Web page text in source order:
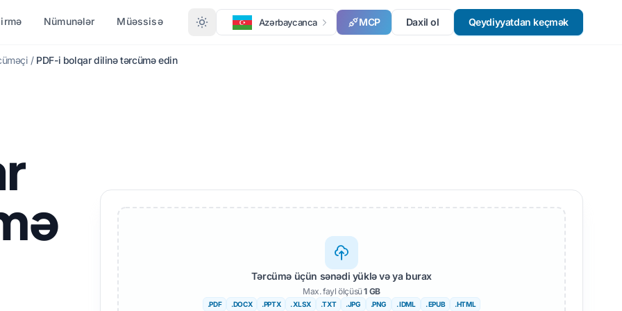
XLSX-dən PDF-ə
TXT-dən XLSX-ə
JPG-dən PDF-ə
JPEG-dən PDF-ə
Serb
Nümunələr Müəssisə Azərbaycanca MCP Daxil ol Qeydiyyatdan keçmək
/ PDF-i bolqar dilinə tərcümə edin
Tərcümə üçün sənədi yüklə və ya burax
Max. fayl ölçüsü1 GB
.PDF .DOCX .PPTX . XLSX .TXT .JPG .PNG . IDML . EPUB .HTML